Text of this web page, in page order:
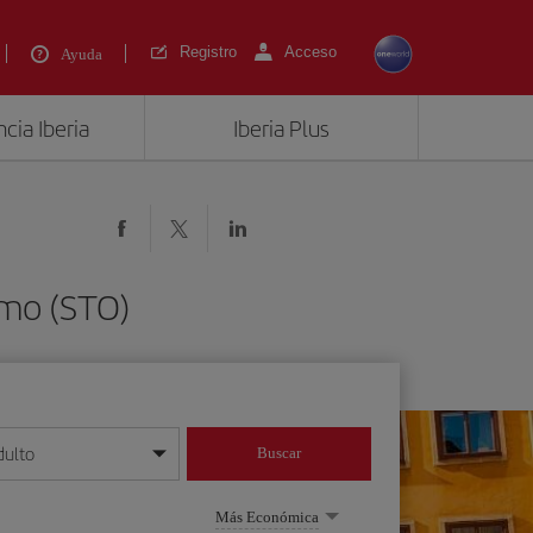
Ayuda Registro Acceso
Iberia Iberia Plus
(STO)
mes/año
Buscar
Más Económica